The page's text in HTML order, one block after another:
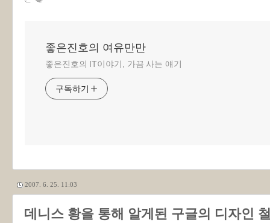
좋은진호의 여유만만
좋은진호의 IT이야기, 가끔 사는 얘기
구독하기
2007. 6. 25. 11:03
데니스 황을 통해 알게된 구글의 디자인